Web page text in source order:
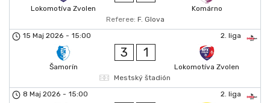
Lokomotíva Zvolen
Komárno
Referee: F. Glova
2. liga
15 Maj 2026 - 15:00
Šamorín
3 1
Lokomotíva Zvolen
Mestský štadión
2. liga
8 Maj 2026 - 15:00